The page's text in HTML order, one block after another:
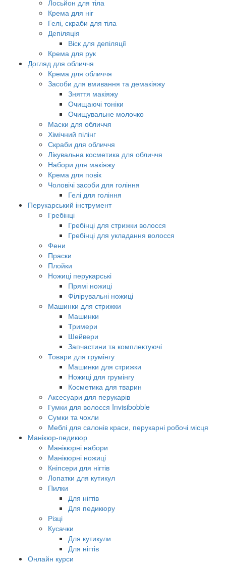
Лосьйон для тіла
Крема для ніг
Гелі, скраби для тіла
Депіляція
Віск для депіляції
Крема для рук
Догляд для обличчя
Крема для обличчя
Засоби для вмивання та демакіяжу
Зняття макіяжу
Очищаючі тоніки
Очищувальне молочко
Маски для обличчя
Хімічний пілінг
Скраби для обличчя
Лікувальна косметика для обличчя
Набори для макіяжу
Крема для повік
Чоловічі засоби для гоління
Гелі для гоління
Перукарський інструмент
Гребінці
Гребінці для стрижки волосся
Гребінці для укладання волосся
Фени
Праски
Плойки
Ножиці перукарські
Прямі ножиці
Філірувальні ножиці
Машинки для стрижки
Машинки
Тримери
Шейвери
Запчастини та комплектуючі
Товари для грумінгу
Машинки для стрижки
Ножиці для грумінгу
Косметика для тварин
Аксесуари для перукарів
Гумки для волосся Invisibobble
Сумки та чохли
Меблі для салонів краси, перукарні робочі місця
Манікюр-педикюр
Манікюрні набори
Манікюрні ножиці
Кніпсери для нігтів
Лопатки для кутикул
Пилки
Для нігтів
Для педикюру
Різці
Кусачки
Для кутикули
Для нігтів
Онлайн курси